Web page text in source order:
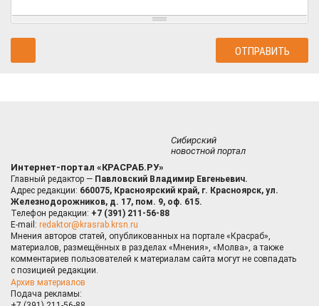
Сибирский
новостной портал
Интернет-портал «КРАСРАБ.РУ»
Главный редактор — Павловский Владимир Евгеньевич.
Адрес редакции: 660075, Красноярский край, г. Красноярск, ул.
Железнодорожников, д. 17, пом. 9, оф. 615.
Телефон редакции: +7 (391) 211-56-88
E-mail: redaktor@krasrab.krsn.ru
Мнения авторов статей, опубликованных на портале «Красраб»,
материалов, размещённых в разделах «Мнения», «Молва», а также
комментариев пользователей к материалам сайта могут не совпадать
с позицией редакции.
Архив материалов
Подача рекламы: